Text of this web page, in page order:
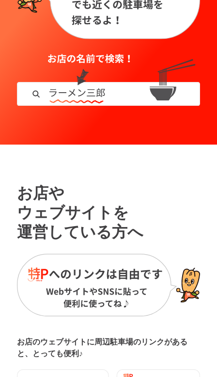
お店や
ウェブサイトを
運営している方へ
お店のウェブサイトに周辺駐車場のリンクがある
と、とっても便利♪